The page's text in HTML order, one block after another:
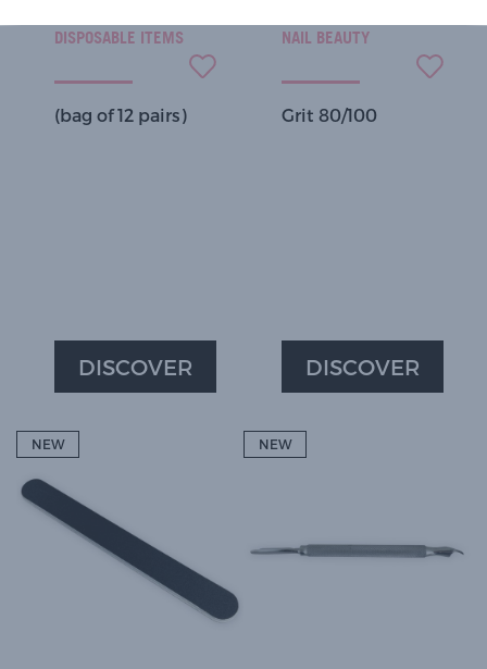
DISPOSABLE ITEMS
(bag of 12 pairs)
DISCOVER
NAIL BEAUTY
Grit 80/100
DISCOVER
NEW NEW